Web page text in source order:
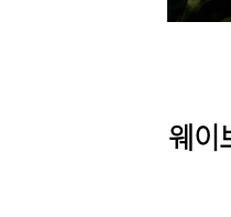
웨이